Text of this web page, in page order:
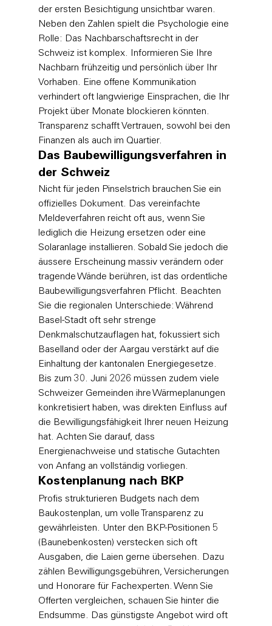
der ersten Besichtigung unsichtbar waren.
Neben den Zahlen spielt die Psychologie eine
Rolle: Das Nachbarschaftsrecht in der
Schweiz ist komplex. Informieren Sie Ihre
Nachbarn frühzeitig und persönlich über Ihr
Vorhaben. Eine offene Kommunikation
verhindert oft langwierige Einsprachen, die Ihr
Projekt über Monate blockieren könnten.
Transparenz schafft Vertrauen, sowohl bei den
Finanzen als auch im Quartier.
Das Baubewilligungsverfahren in
der Schweiz
Nicht für jeden Pinselstrich brauchen Sie ein
offizielles Dokument. Das vereinfachte
Meldeverfahren reicht oft aus, wenn Sie
lediglich die Heizung ersetzen oder eine
Solaranlage installieren. Sobald Sie jedoch die
äussere Erscheinung massiv verändern oder
tragende Wände berühren, ist das ordentliche
Baubewilligungsverfahren Pflicht. Beachten
Sie die regionalen Unterschiede: Während
Basel-Stadt oft sehr strenge
Denkmalschutzauflagen hat, fokussiert sich
Baselland oder der Aargau verstärkt auf die
Einhaltung der kantonalen Energiegesetze.
Bis zum 30. Juni 2026 müssen zudem viele
Schweizer Gemeinden ihre Wärmeplanungen
konkretisiert haben, was direkten Einfluss auf
die Bewilligungsfähigkeit Ihrer neuen Heizung
hat. Achten Sie darauf, dass
Energienachweise und statische Gutachten
von Anfang an vollständig vorliegen.
Kostenplanung nach BKP
Profis strukturieren Budgets nach dem
Baukostenplan, um volle Transparenz zu
gewährleisten. Unter den BKP-Positionen 5
(Baunebenkosten) verstecken sich oft
Ausgaben, die Laien gerne übersehen. Dazu
zählen Bewilligungsgebühren, Versicherungen
und Honorare für Fachexperten. Wenn Sie
Offerten vergleichen, schauen Sie hinter die
Endsumme. Das günstigste Angebot wird oft